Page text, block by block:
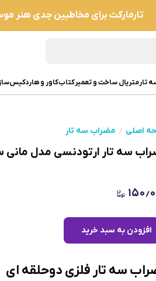
تارمارکت برای مخاطبین جدی هنر
تارمتریال ساخت و تعمیرکتابکاور و هاردکیس
اصلی مضراب سه تار
سه تار ارتودنسی مدل
افزودن به سبد خرید
سه تار فلزی دوحلقه ای